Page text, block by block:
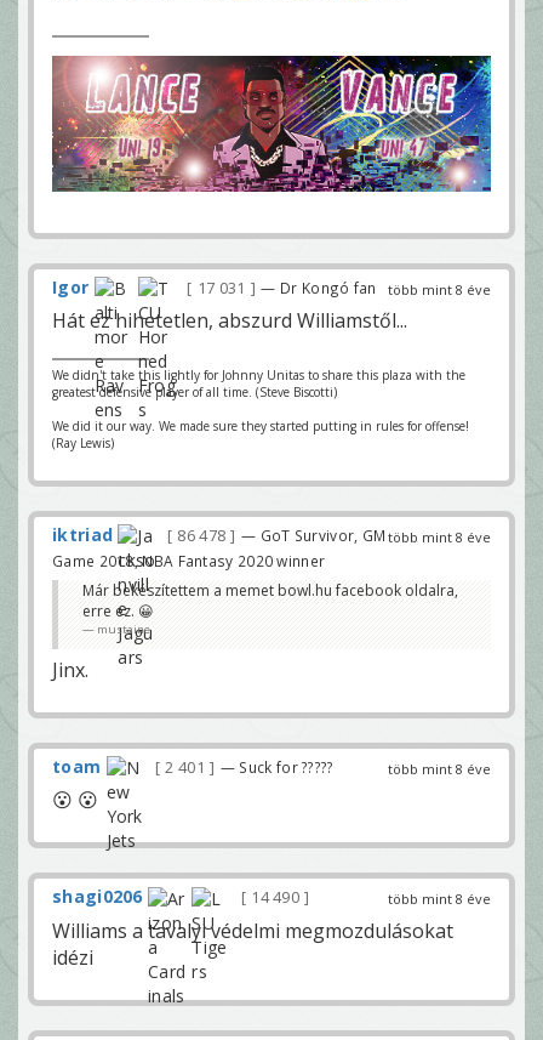
több mint 8 éve
Igor 17 031 — Dr Kongó fan
Hát ez hihetetlen, abszurd Williamstől...
We didn't take this lightly for Johnny Unitas to share this plaza with the
greatest defensive player of all time. (Steve Biscotti)
We did it our way. We made sure they started putting in rules for offense!
(Ray Lewis)
több mint 8 éve
iktriad 86 478
— GoT Survivor, GM
Game 2018, NBA Fantasy 2020 winner
Már bekészítettem a memet bowl.hu facebook oldalra,
erre ez. 😀
mustaine
Jinx.
több mint 8 éve
toam 2 401 — Suck for ?????
😮 😮
több mint 8 éve
shagi0206 14 490
Williams a tavalyi védelmi megmozdulásokat
idézi